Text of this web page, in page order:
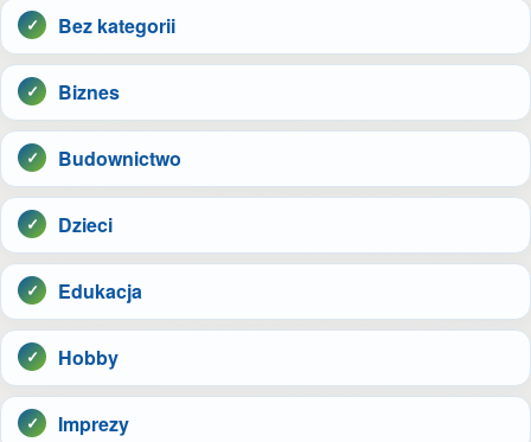
Bez kategorii
Biznes
Budownictwo
Dzieci
Edukacja
Hobby
Imprezy